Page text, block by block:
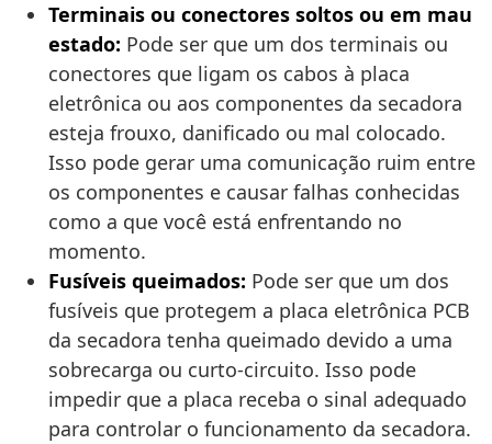
Terminais ou conectores soltos ou em mau
estado: Pode ser que um dos terminais ou
conectores que ligam os cabos à placa
eletrônica ou aos componentes da secadora
esteja frouxo, danificado ou mal colocado.
Isso pode gerar uma comunicação ruim entre
os componentes e causar falhas conhecidas
como a que você está enfrentando no
momento.
Fusíveis queimados: Pode ser que um dos
fusíveis que protegem a placa eletrônica PCB
da secadora tenha queimado devido a uma
sobrecarga ou curto-circuito. Isso pode
impedir que a placa receba o sinal adequado
para controlar o funcionamento da secadora.